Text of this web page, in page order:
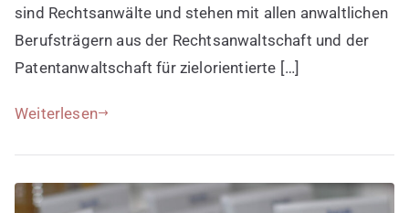
sind Rechtsanwälte und stehen mit allen anwaltlichen
Berufsträgern aus der Rechtsanwaltschaft und der
Patentanwaltschaft für zielorientierte […]
Weiterlesen